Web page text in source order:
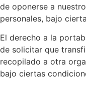
de oponerse a
personales, bajo
El derecho a la
de solicitar que
recopilado a otra
bajo ciertas